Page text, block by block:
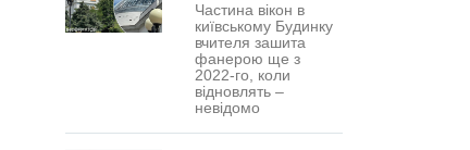
Частина вікон в
київському Будинку
вчителя зашита
фанерою ще з
2022-го, коли
відновлять –
невідомо